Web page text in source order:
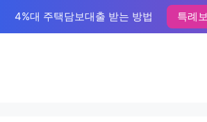
4%대 주택담보대출 받는 방법 특례